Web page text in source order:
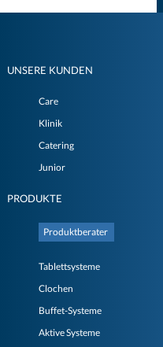
UNSERE KUNDEN
Care
Klinik
Catering
Junior
PRODUKTE
Produktberater
Tablettsysteme
Clochen
Buffet-Systeme
Aktive Systeme